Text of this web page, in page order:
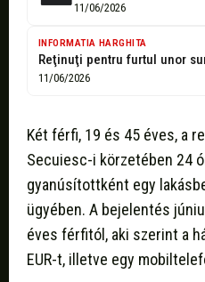
11/06/2026
INFORMATIA HARGHITA
11/06/2026
Két férfi, 19 és 45 éves, a
Secuiesc-i körzetében 24
gyanúsítottként egy
ügyében. A bejelentés
éves férfitól, aki szerint a
EUR-t, illetve egy